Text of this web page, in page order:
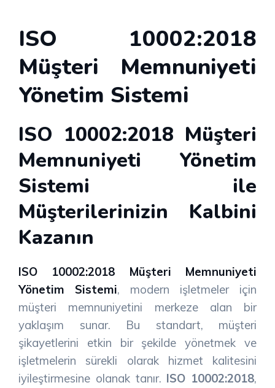
ISO 10002:2018
Müşteri Memnuniyeti
Yönetim Sistemi
ISO 10002:2018 Müşteri
Memnuniyeti Yönetim
Sistemi ile
Müşterilerinizin Kalbini
Kazanın
ISO 10002:2018 Müşteri Memnuniyeti
Yönetim Sistemi, modern işletmeler için
müşteri memnuniyetini merkeze alan bir
yaklaşım sunar. Bu standart, müşteri
şikayetlerini etkin bir şekilde yönetmek ve
işletmelerin sürekli olarak hizmet kalitesini
iyileştirmesine olanak tanır. ISO 10002:2018,